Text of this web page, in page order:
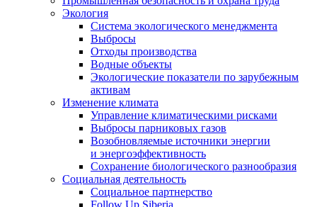
Экология
Система экологического менеджмента
Выбросы
Отходы производства
Водные объекты
Экологические показатели по зарубежным
активам
Изменение климата
Управление климатическими рисками
Выбросы парниковых газов
Возобновляемые источники энергии
и энергоэффективность
Сохранение биологического разнообразия
Социальная деятельность
Социальное партнерство
Follow Up Siberia